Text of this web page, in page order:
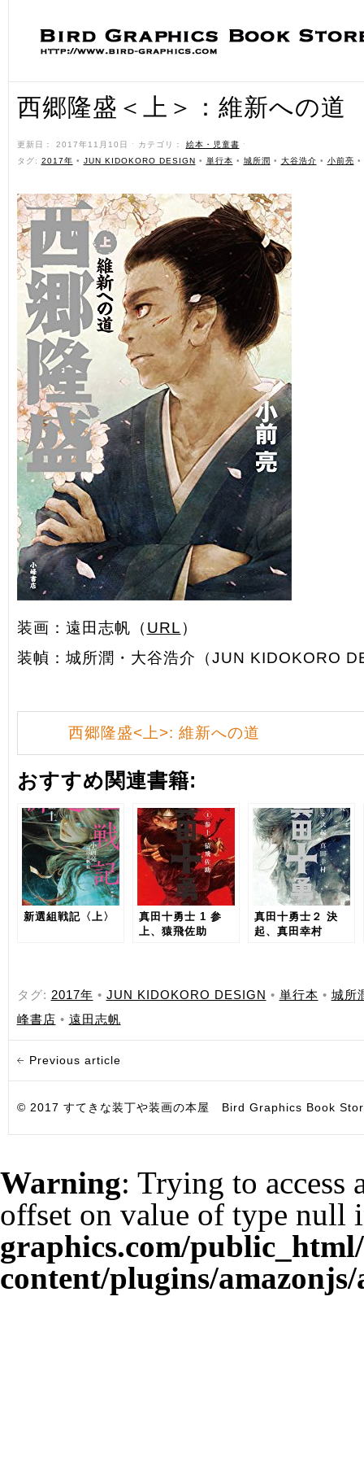
西郷隆盛＜上＞：維新への道
更新日： 2017年11月10日 ˑ カテゴリ： 絵本・児童書 ˑ
タグ: 2017年 • JUN KIDOKORO DESIGN • 単行本 • 城所潤 • 大谷浩介 • 小前亮 •
装画：遠田志帆（ URL ）
装幀：城所潤・大谷浩介（JUN KIDOKORO
西郷隆盛<上>: 維新への道
おすすめ関連書籍:
新選組戦記〈上〉
真田十勇士 1 参
上、猿飛佐助
真田十勇士２ 決
起、真田幸村
タグ: 2017年 • JUN KIDOKORO DESIGN • 単行本 • 城所
峰書店 • 遠田志帆
Previous article
© 2017 すてきな装丁や装画の本屋 Bird Graphics Book
Warning: Trying to access
offset on value of type null
graphics.com/
content/plugins/